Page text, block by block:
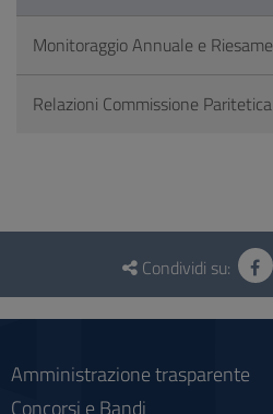
Monitoraggio Annuale e Riesame
Relazioni Commissione Paritetica
Questionario
social
Condividi su:
Amministrazione trasparente
Concorsi e Bandi